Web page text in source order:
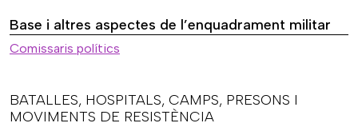
Base i altres aspectes de l’enquadrament militar
Comissaris polítics
BATALLES, HOSPITALS, CAMPS, PRESONS I
MOVIMENTS DE RESISTÈNCIA